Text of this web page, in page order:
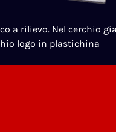
a rilievo. Nel cerchio
logo in plastichina